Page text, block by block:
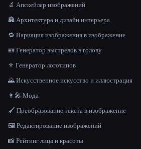
🔬 Апскейлер изображений
🏯 Архитектура и дизайн интерьера
🔁 Вариация изображения в изображение
🪪 Генератор выстрелов в голову
⚜️ Генератор логотипов
🌄 Искусственное искусство и иллюстрация
👩‍🎤 Мода
🖌️ Преобразование текста в изображение
🖼️ Редактирование изображений
📸 Рейтинг лица и красоты